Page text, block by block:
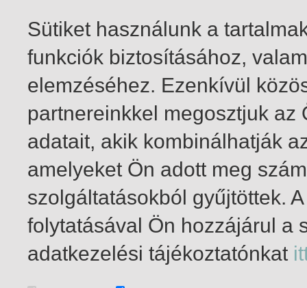
1-2 / total 2 hit
Sütiket használunk a
funkciók biztosításához,
elemzéséhez. Ezenkívül
partnereinkkel megosztjuk
adatait, akik kombinálhatják
amelyeket Ön adott meg
szolgáltatásokból gyűjtöttek.
folytatásával Ön hozzájárul a
adatkezelési tájékoztatónkat